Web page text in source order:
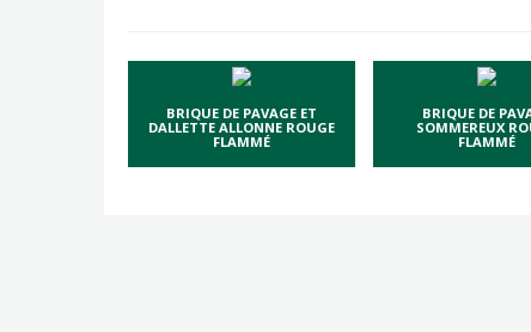
BRIQUE DE PAVAGE ET
DALLETTE ALLONNE ROUGE
FLAMMÉ
BRIQUE DE
SOMMEREUX
FLAMMÉ